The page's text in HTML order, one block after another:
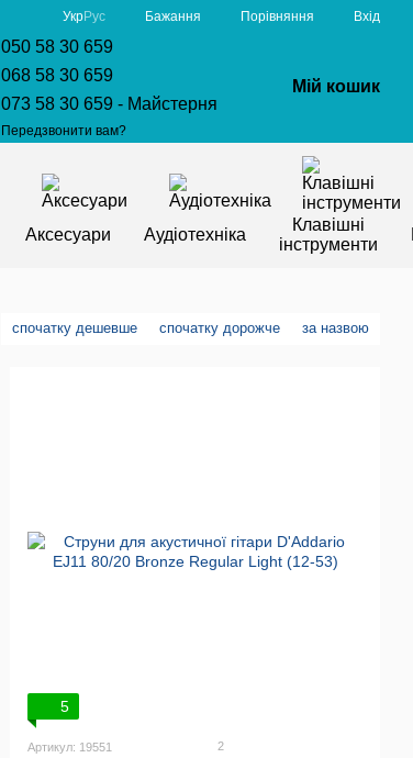
УкрРус Бажання Порівняння Вхід
050 58 30 659
068 58 30 659
073 58 30 659 - Майстерня
Передзвонити вам?
Мій кошик
Аксесуари Аудіотехніка
Клавішні
інструменти
спочатку дешевше спочатку дорожче за назвою
5
Артикул: 19551 2